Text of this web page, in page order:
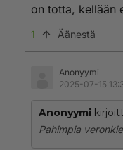
on totta, kellään
1 Äänestä
Anonyymi
2025-07-15
Anonyymi
Pahimpia